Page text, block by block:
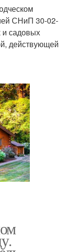
СНиП 30-02-
садовых
действующей